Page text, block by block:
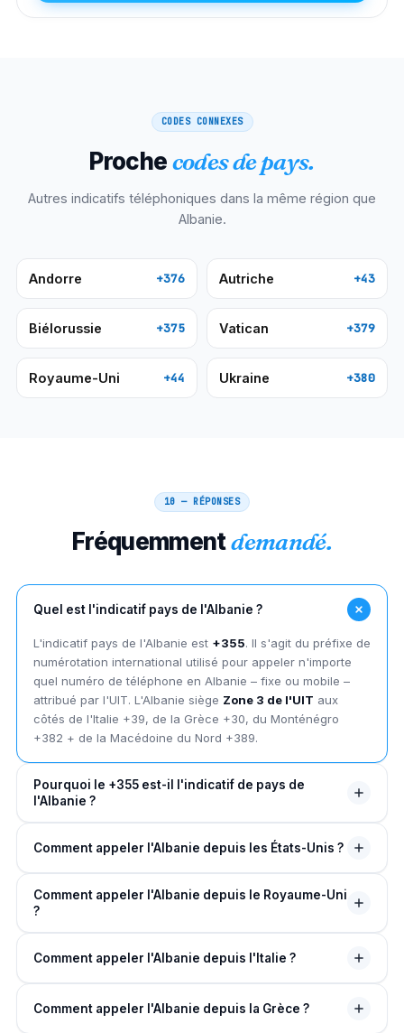
CODES CONNEXES
Prochecodes de pays.
Autres indicatifs téléphoniques dans la même région que
Albanie.
Andorre +376 Autriche +43
Biélorussie +375 Vatican +379
Royaume-Uni +44 Ukraine +380
10 — RÉPONSES
Fréquemmentdemandé.
Quel est l'indicatif pays de l'Albanie ?
L'indicatif pays de l'Albanie est +355. Il s'agit du préfixe de
numérotation international utilisé pour appeler n'importe
quel numéro de téléphone en Albanie – fixe ou mobile –
attribué par l'UIT. L'Albanie siège Zone 3 de l'UIT aux
côtés de l'Italie +39, de la Grèce +30, du Monténégro
+382 + de la Macédoine du Nord +389.
Pourquoi le +355 est-il l'indicatif de pays de
l'Albanie ?
le plaçant ainsi enZone 3 de l'UITcouvrant l’Europe du
Sud et centrale. L'Albanie, la Grèce +30 + l'Italie +39
forment un bloc de numérotation méditerranéen serré,
avec +355 unique à la République d'Albanie.
Comment appeler l'Albanie depuis les États-Unis ?
NANP), puis355, puis supprimez le premier 0 du numéro
albanais. Exemple:
ou 011 355 67 234 5678 pour un mobile albanais. Sur
n'importe quel mobile, remplacez 011 par+.
Comment appeler l'Albanie depuis le Royaume-Uni
?
Royaume-Uni), puis 355, puis supprimez le premier 0.
Exemple : 00 355 52 234 567 pour Durrës. Ou utiliser
britannique.
Comment appeler l'Albanie depuis l'Italie ?
355, puis supprimez le premier 0. Exemple : 00 355 33
pour Vlora. L'Italie abrite l'une des plus grandes
Comment appeler l'Albanie depuis la Grèce ?